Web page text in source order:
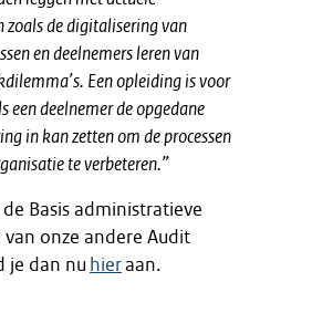
de digitalisering van
en deelnemers leren van
Een opleiding is voor
een deelnemer de opgedane
in kan zetten om de processen
te verbeteren.”
Basis administratieve
onze andere Audit
je dan nu hieraan.